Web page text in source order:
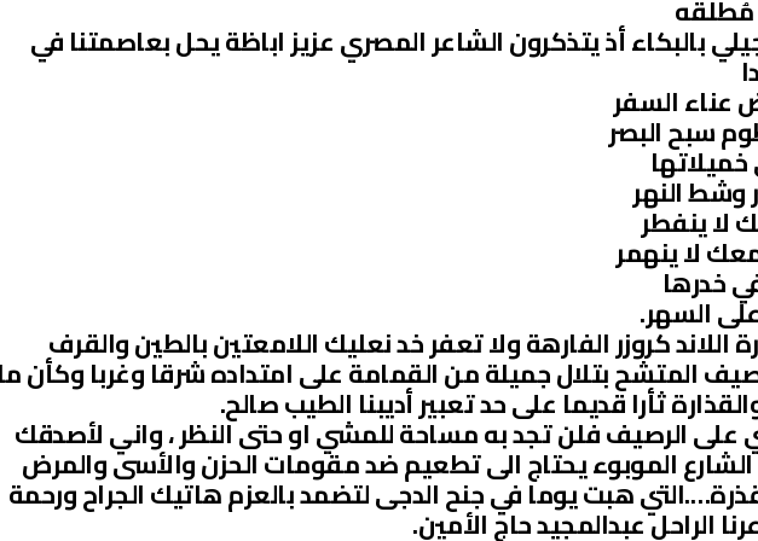
مُطلقَه
أذ يتذكرون الشاعر المصري عزيز اباظة يحل بعاصمتنا في
عناء السفر
سبح البصر
وشط النهر
لا ينفطر
لا ينهمر
خدرها
السهر.
اللاند كروزر الفارهة ولا تعفر خد نعليك اللامعتين بالطين والقرف
المتشح بتلال جميلة من القمامة على امتداده شرقا وغربا وكأن
ثأرا قديما على حد تعبير أديبنا الطيب صالح.
على الرصيف فلن تجد به مساحة للمشي او حتى النظر ، واني لأصدقك
الموبوء يحتاج الى تطعيم ضد مقومات الحزن والأسى والمرض
هبت يوما في جنح الدجى لتضمد بالعزم هاتيك الجراح ورحمة
الراحل عبدالمجيد حاج الأمين.